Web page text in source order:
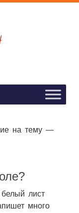
на тему —
лист
много